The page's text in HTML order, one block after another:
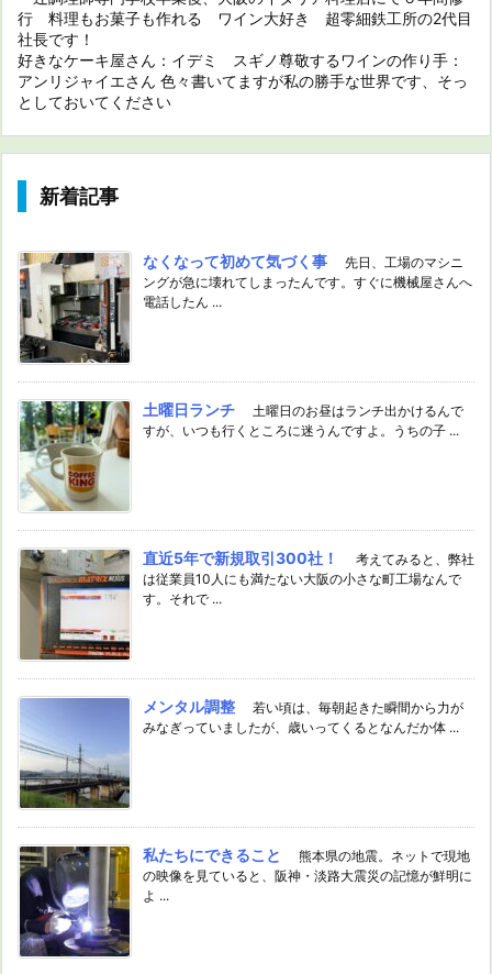
行 料理もお菓子も作れる ワイン大好き 超零細鉄工所の2代目
社長です！
好きなケーキ屋さん：イデミ スギノ尊敬するワインの作り手：
アンリジャイエさん 色々書いてますが私の勝手な世界です、そっ
としておいてください
新着記事
なくなって初めて気づく事
先日、工場のマシニ
ングが急に壊れてしまったんです。すぐに機械屋さんへ
電話したん ...
土曜日ランチ
土曜日のお昼はランチ出かけるんで
すが、いつも行くところに迷うんですよ。うちの子 ...
直近5年で新規取引300社！
考えてみると、弊社
は従業員10人にも満たない大阪の小さな町工場なんで
す。それで ...
メンタル調整
若い頃は、毎朝起きた瞬間から力が
みなぎっていましたが、歳いってくるとなんだか体 ...
私たちにできること
熊本県の地震。ネットで現地
の映像を見ていると、阪神・淡路大震災の記憶が鮮明に
よ ...